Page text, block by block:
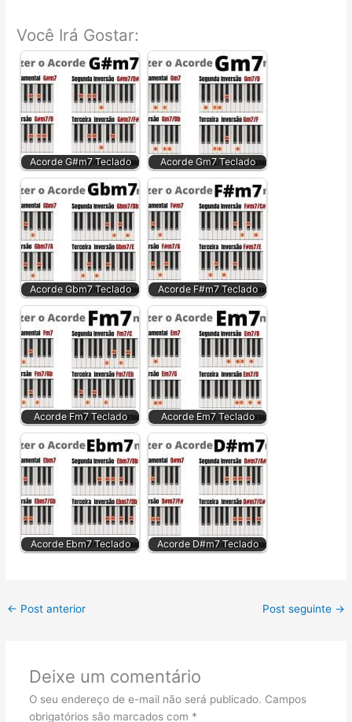
Você Irá Gostar:
Acorde G#m7 Teclado Acorde Gm7 Teclado
Acorde Gbm7 Teclado Acorde F#m7 Teclado
Acorde Fm7 Teclado Acorde Em7 Teclado
Acorde Ebm7 Teclado Acorde D#m7 Teclado
← Post anterior Post seguinte →
Deixe um comentário
O seu endereço de e-mail não será publicado. Campos
obrigatórios são marcados com *